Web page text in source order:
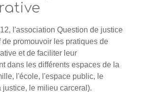
l'association Question de justice
de promouvoir les pratiques de
et de faciliter leur
dans les différents espaces de la
l'école, l'espace public, le
justice, le milieu carceral).